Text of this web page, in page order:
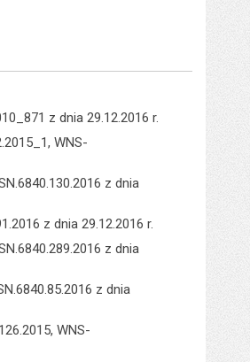
z dnia 29.12.2016 r.
WNS-
z dnia
z dnia 29.12.2016 r.
z dnia
z dnia
WNS-